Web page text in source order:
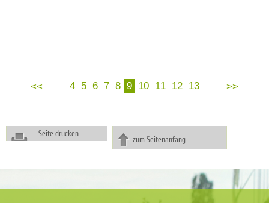
4 5 6 7 8 9 10 11 12 13
Seite drucken
zum Seitenanfang